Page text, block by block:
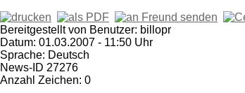
Bereitgestellt von Benutzer: billopr
Datum: 01.03.2007 - 11:50 Uhr
Sprache: Deutsch
News-ID 27276
Anzahl Zeichen: 0